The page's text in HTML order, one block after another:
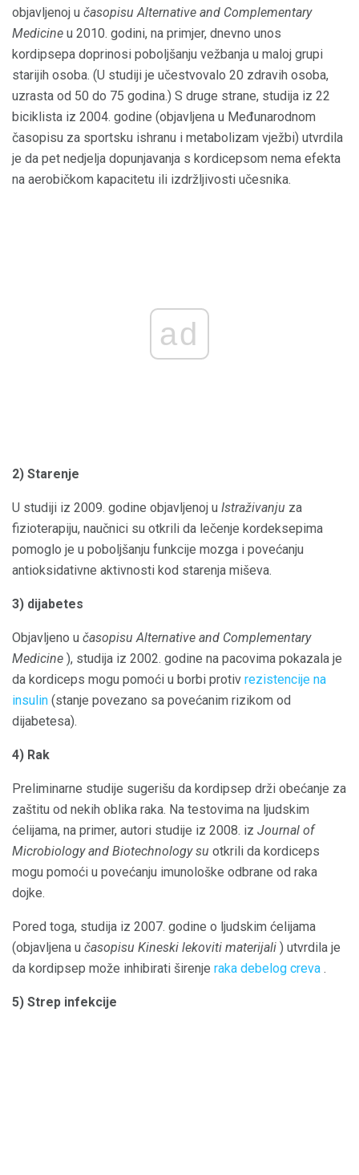
objavljenoj u časopisu Alternative and Complementary
Medicine u 2010. godini, na primjer, dnevno unos
kordipsepa doprinosi poboljšanju vežbanja u maloj grupi
starijih osoba. (U studiji je učestvovalo 20 zdravih osoba,
uzrasta od 50 do 75 godina.) S druge strane, studija iz 22
biciklista iz 2004. godine (objavljena u Međunarodnom
časopisu za sportsku ishranu i metabolizam vježbi) utvrdila
je da pet nedjelja dopunjavanja s kordicepsom nema efekta
na aerobičkom kapacitetu ili izdržljivosti učesnika.
ad
2) Starenje
U studiji iz 2009. godine objavljenoj u Istraživanju za
fizioterapiju, naučnici su otkrili da lečenje kordeksepima
pomoglo je u poboljšanju funkcije mozga i povećanju
antioksidativne aktivnosti kod starenja miševa.
3) dijabetes
Objavljeno u časopisu Alternative and Complementary
Medicine ), studija iz 2002. godine na pacovima pokazala je
da kordiceps mogu pomoći u borbi protiv rezistencije na
insulin (stanje povezano sa povećanim rizikom od
dijabetesa).
4) Rak
Preliminarne studije sugerišu da kordipsep drži obećanje za
zaštitu od nekih oblika raka. Na testovima na ljudskim
ćelijama, na primer, autori studije iz 2008. iz Journal of
Microbiology and Biotechnology su otkrili da kordiceps
mogu pomoći u povećanju imunološke odbrane od raka
dojke.
Pored toga, studija iz 2007. godine o ljudskim ćelijama
(objavljena u časopisu Kineski lekoviti materijali ) utvrdila je
da kordipsep može inhibirati širenje raka debelog creva .
5) Strep infekcije